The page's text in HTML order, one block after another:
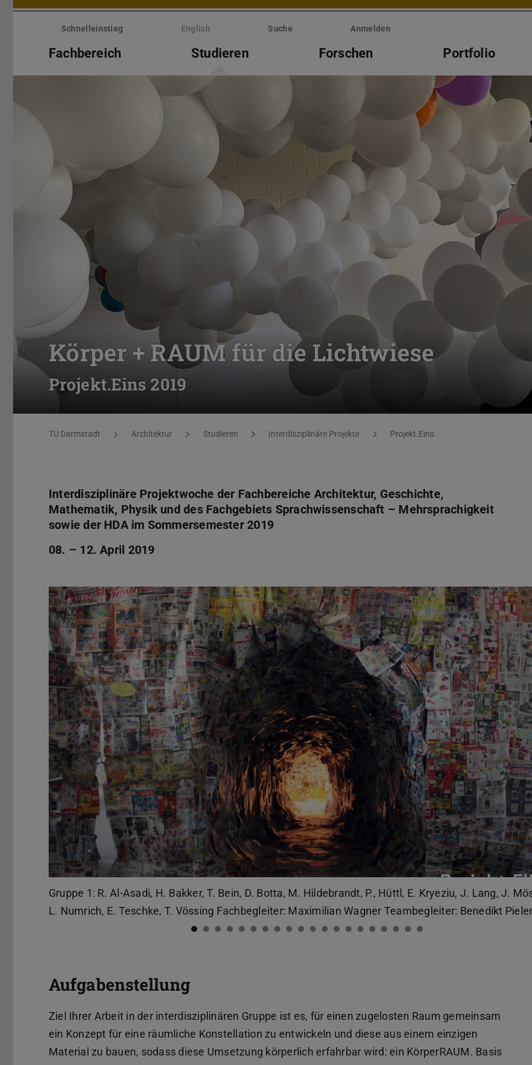
Menü
überspringenSchnelleinstieg English Suche Anmelden
Fachbereich Studieren Forschen Portfolio
Körper + RAUM für die Lichtwiese
Projekt.Eins 2019
Sie befinden sich hier:
TU Darmstadt Architektur Studieren Interdisziplinäre Projekte Projekt.Eins
Interdisziplinäre Projektwoche der Fachbereiche Architektur, Geschichte,
Mathematik, Physik und des Fachgebiets Sprachwissenschaft – Mehrsprachigkeit
sowie der HDA im Sommersemester 2019
08. – 12. April 2019
Gruppe 1: R. Al-Asadi, H. Bakker, T. Bein, D. Botta, M. Hildebrandt, P., Hüttl, E. Kryeziu, J. Lang, J.
L. Numrich, E. Teschke, T. Vössing Fachbegleiter: Maximilian Wagner Teambegleiter: Benedikt
Zurück
Aufgabenstellung
Ziel Ihrer Arbeit in der interdisziplinären Gruppe ist es, für einen zugelosten Raum gemeinsam
ein Konzept für eine räumliche Konstellation zu entwickeln und diese aus einem einzigen
Material zu bauen, sodass diese Umsetzung körperlich erfahrbar wird: ein KörperRAUM. Basis